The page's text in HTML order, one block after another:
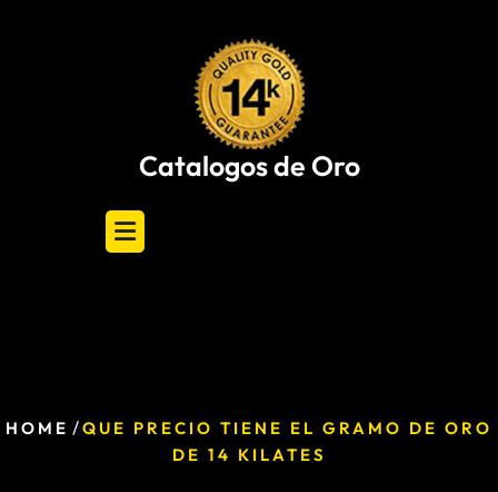
Catalogos de Oro
HOME /QUE PRECIO TIENE EL GRAMO DE ORO
DE 14 KILATES